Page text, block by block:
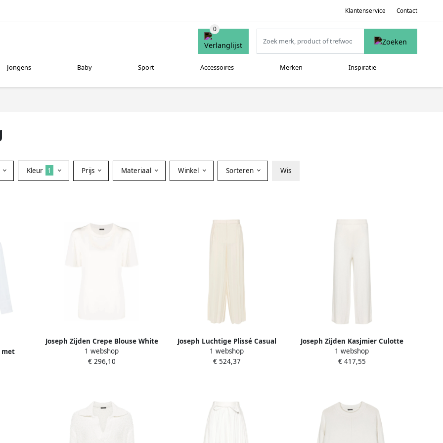
Klantenservice Contact
Jongens Baby Sport Accessoires Merken Inspiratie
Kleur 1 Prijs Materiaal Winkel Sorteren Wis
met
Joseph Zijden Crepe Blouse White
Dames
1 webshop
€ 296,10
Joseph Luchtige Plissé Casual
Broek Wit White Dames
1 webshop
€ 524,37
Joseph Zijden Kasjmier Culotte
Broek Wit White Dames
1 webshop
€ 417,55